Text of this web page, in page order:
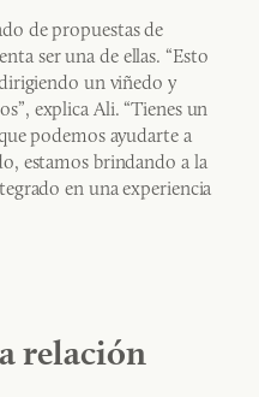
de propuestas de
ser una de ellas. “Esto
un viñedo y
explica Ali. “Tienes un
podemos ayudarte a
estamos brindando a la
en una experiencia
relación